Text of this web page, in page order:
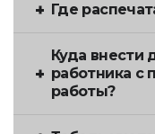
Где
Куда внести
работника с
работы?